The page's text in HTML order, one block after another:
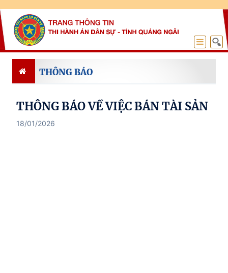
THÔNG BÁO
THÔNG BÁO VỀ VIỆC BÁN TÀI SẢN
18/01/2026